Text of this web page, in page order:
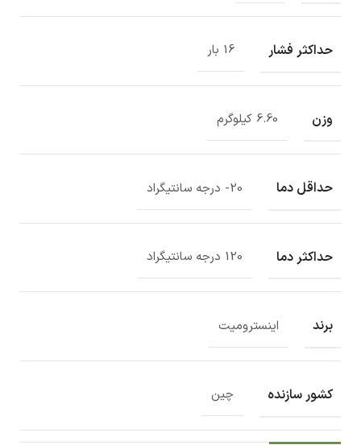
حداکثر فشار 16 بار
وزن 6.60 کیلوگرم
حداقل دما 20- درجه سانتیگراد
حداکثر دما 120 درجه سانتیگراد
برند اینسترومیت
کشور سازنده چین